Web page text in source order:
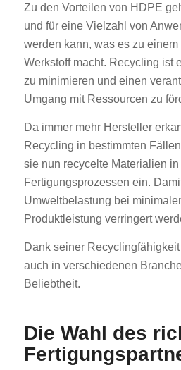
Zu den Vorteilen von HDPE
und für eine Vielzahl von
werden kann, was es zu
Werkstoff macht. Recycling ist
zu minimieren und einen
Umgang mit Ressourcen zu
Da immer mehr Hersteller
Recycling in bestimmten
sie nun recycelte Materialien in
Fertigungsprozessen ein.
Umweltbelastung bei
Produktleistung verringert
Dank seiner
auch in verschiedenen
Beliebtheit.
Die Wahl des
SV
HU
ES_MX